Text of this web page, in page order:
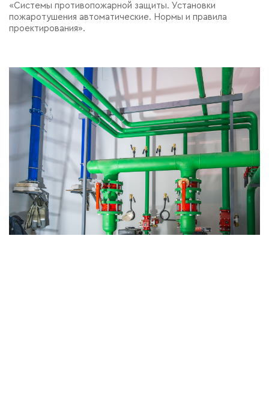
«Системы противопожарной защиты. Установки
пожаротушения автоматические. Нормы и правила
проектирования».